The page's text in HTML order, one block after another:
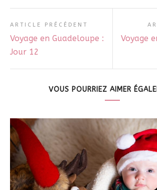
ARTICLE PRÉCÉDENT
Voyage en Guadeloupe :
Jour 12
Voyage
VOUS POURRIEZ AIMER